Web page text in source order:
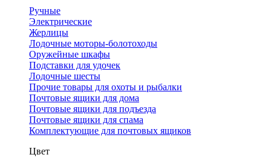
Ручные
Электрические
Жерлицы
Лодочные моторы-болотоходы
Оружейные шкафы
Подставки для удочек
Лодочные шесты
Прочие товары для охоты и рыбалки
Почтовые ящики для дома
Почтовые ящики для подъезда
Почтовые ящики для спама
Комплектующие для почтовых ящиков
Цвет